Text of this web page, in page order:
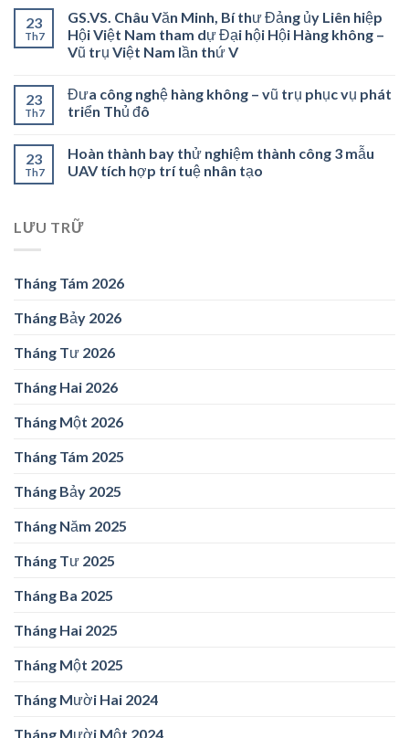
23
Th7
GS.VS. Châu Văn Minh, Bí thư Đảng ủy Liên hiệp
Hội Việt Nam tham dự Đại hội Hội Hàng không –
Vũ trụ Việt Nam lần thứ V
23
Th7
Đưa công nghệ hàng không – vũ trụ phục vụ phát
triển Thủ đô
23
Th7
Hoàn thành bay thử nghiệm thành công 3 mẫu
UAV tích hợp trí tuệ nhân tạo
LƯU TRỮ
Tháng Tám 2026
Tháng Bảy 2026
Tháng Tư 2026
Tháng Hai 2026
Tháng Một 2026
Tháng Tám 2025
Tháng Bảy 2025
Tháng Năm 2025
Tháng Tư 2025
Tháng Ba 2025
Tháng Hai 2025
Tháng Một 2025
Tháng Mười Hai 2024
Tháng Mười Một 2024